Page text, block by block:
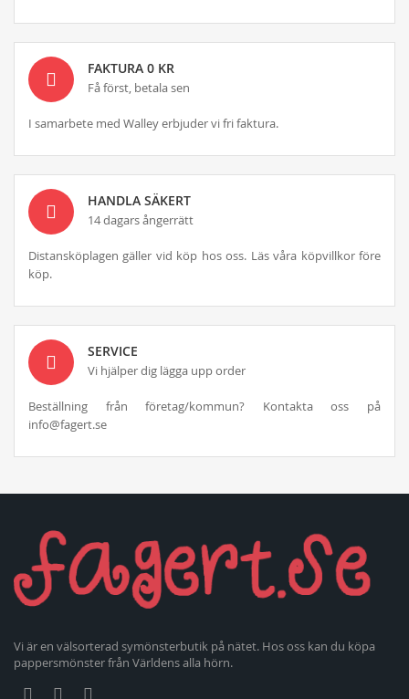
FAKTURA 0 KR
Få först, betala sen
I samarbete med Walley erbjuder vi fri faktura.
HANDLA SÄKERT
14 dagars ångerrätt
Distansköplagen gäller vid köp hos oss. Läs våra köpvillkor före
köp.
SERVICE
Vi hjälper dig lägga upp order
Beställning från företag/kommun? Kontakta oss på
info@fagert.se
Vi är en välsorterad symönsterbutik på nätet. Hos oss kan du köpa
pappersmönster från Världens alla hörn.